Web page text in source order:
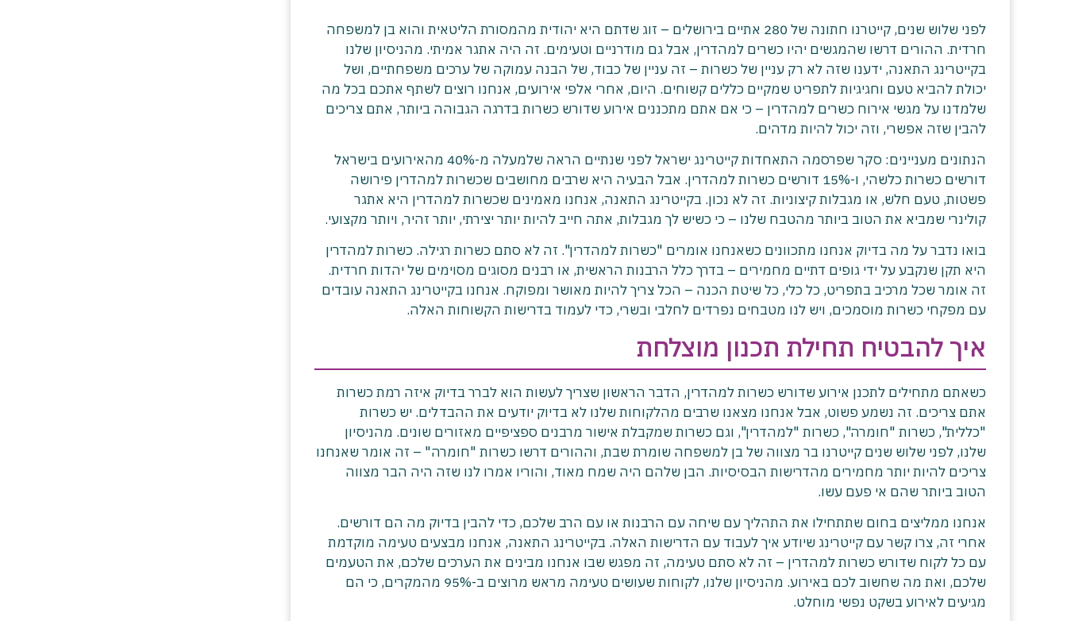
לפני שלוש שנים, קייטרנו חתונה של 280 אתיים בירושלים – זוג שדתם היא יהודית מהמסורת הליטאית והוא בן למשפחה
חרדית. ההורים דרשו שהמגשים יהיו כשרים למהדרין, אבל גם מודרניים וטעימים. זה היה אתגר אמיתי. מהניסיון שלנו
בקייטרינג התאנה, ידענו שזה לא רק עניין של כשרות – זה עניין של כבוד, של הבנה עמוקה של ערכים משפחתיים, ושל
יכולת להביא טעם וחגיגיות לתפריט שמקיים כללים קשוחים. היום, אחרי אלפי אירועים, אנחנו רוצים לשתף אתכם בכל מה
שלמדנו על מגשי אירוח כשרים למהדרין – כי אם אתם מתכננים אירוע שדורש כשרות בדרגה הגבוהה ביותר, אתם צריכים
להבין שזה אפשרי, וזה יכול להיות מדהים.
הנתונים מעניינים: סקר שפרסמה התאחדות קייטרינג ישראל לפני שנתיים הראה שלמעלה מ-40% מהאירועים בישראל
דורשים כשרות כלשהי, ו-15% דורשים כשרות למהדרין. אבל הבעיה היא שרבים מחושבים שכשרות למהדרין פירושה
פשטות, טעם חלש, או מגבלות קיצוניות. זה לא נכון. בקייטרינג התאנה, אנחנו מאמינים שכשרות למהדרין היא אתגר
קולינרי שמביא את הטוב ביותר מהטבח שלנו – כי כשיש לך מגבלות, אתה חייב להיות יותר יצירתי, יותר זהיר, ויותר מקצועי.
בואו נדבר על מה בדיוק אנחנו מתכוונים כשאנחנו אומרים "כשרות למהדרין". זה לא סתם כשרות רגילה. כשרות למהדרין
היא תקן שנקבע על ידי גופים דתיים מחמירים – בדרך כלל הרבנות הראשית, או רבנים מסוגים מסוימים של יהדות חרדית.
זה אומר שכל מרכיב בתפריט, כל כלי, כל שיטת הכנה – הכל צריך להיות מאושר ומפוקח. אנחנו בקייטרינג התאנה עובדים
עם מפקחי כשרות מוסמכים, ויש לנו מטבחים נפרדים לחלבי ובשרי, כדי לעמוד בדרישות הקשוחות האלה.
איך להבטיח תחילת תכנון מוצלחת
כשאתם מתחילים לתכנן אירוע שדורש כשרות למהדרין, הדבר הראשון שצריך לעשות הוא לברר בדיוק איזה רמת כשרות
אתם צריכים. זה נשמע פשוט, אבל אנחנו מצאנו שרבים מהלקוחות שלנו לא בדיוק יודעים את ההבדלים. יש כשרות
"כללית", כשרות "חומרה", כשרות "למהדרין", וגם כשרות שמקבלת אישור מרבנים ספציפיים מאזורים שונים. מהניסיון
שלנו, לפני שלוש שנים קייטרנו בר מצווה של בן למשפחה שומרת שבת, וההורים דרשו כשרות "חומרה" – זה אומר שאנחנו
צריכים להיות יותר מחמירים מהדרישות הבסיסיות. הבן שלהם היה שמח מאוד, והוריו אמרו לנו שזה היה הבר מצווה
הטוב ביותר שהם אי פעם עשו.
אנחנו ממליצים בחום שתתחילו את התהליך עם שיחה עם הרבנות או עם הרב שלכם, כדי להבין בדיוק מה הם דורשים.
אחרי זה, צרו קשר עם קייטרינג שיודע איך לעבוד עם הדרישות האלה. בקייטרינג התאנה, אנחנו מבצעים טעימה מוקדמת
עם כל לקוח שדורש כשרות למהדרין – זה לא סתם טעימה, זה מפגש שבו אנחנו מבינים את הערכים שלכם, את הטעמים
שלכם, ואת מה שחשוב לכם באירוע. מהניסיון שלנו, לקוחות שעושים טעימה מראש מרוצים ב-95% מהמקרים, כי הם
מגיעים לאירוע בשקט נפשי מוחלט.